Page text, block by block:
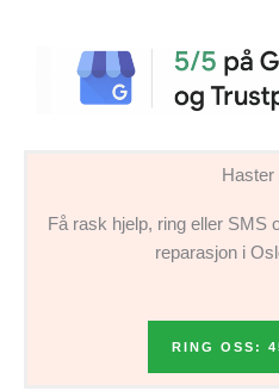
Haster
Få rask hjelp, ring eller SMS
reparasjon i
RING OSS: